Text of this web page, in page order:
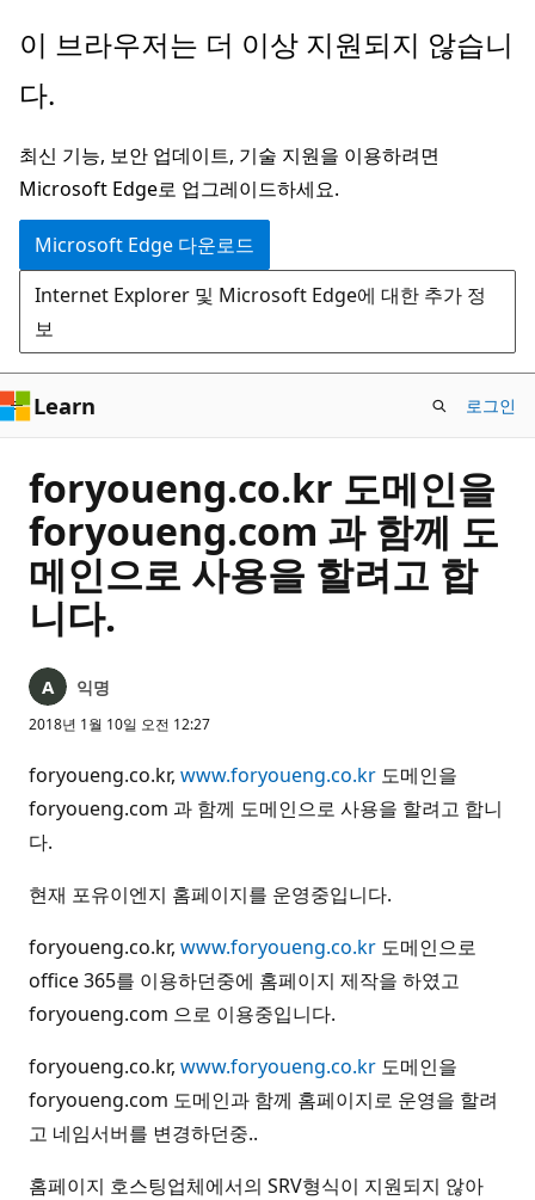
주
콘
츠
로
건
너
뛰
기
이 브라우저는 더 이상 지원되지 않습니
다.
최신 기능, 보안 업데이트, 기술 지원을 이용하려면
Microsoft Edge로 업그레이드하세요.
Microsoft Edge 다운로드
Internet Explorer 및 Microsoft Edge에 대한 추가 정
보
Learn 로그인
foryoueng.co.kr 도메인을
foryoueng.com 과 함께 도
메인으로 사용을 할려고 합
니다.
익명
2018년 1월 10일 오전 12:27
foryoueng.co.kr, www.foryoueng.co.kr 도메인을
foryoueng.com 과 함께 도메인으로 사용을 할려고 합니
다.
현재 포유이엔지 홈페이지를 운영중입니다.
foryoueng.co.kr, www.foryoueng.co.kr 도메인으로
office 365를 이용하던중에 홈페이지 제작을 하였고
foryoueng.com 으로 이용중입니다.
foryoueng.co.kr, www.foryoueng.co.kr 도메인을
foryoueng.com 도메인과 함께 홈페이지로 운영을 할려
고 네임서버를 변경하던중..
홈페이지 호스팅업체에서의 SRV형식이 지원되지 않아